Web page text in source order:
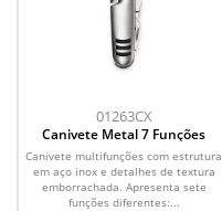
01263CX
Canivete Metal 7 Funções
Canivete multifunções com estrutura
em aço inox e detalhes de textura
emborrachada. Apresenta sete
funções diferentes:...